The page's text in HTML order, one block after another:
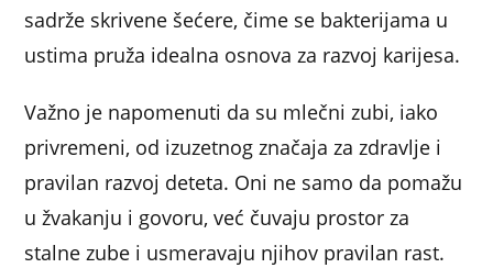
sadrže skrivene šećere, čime se bakterijama u
ustima pruža idealna osnova za razvoj karijesa.
Važno je napomenuti da su mlečni zubi, iako
privremeni, od izuzetnog značaja za zdravlje i
pravilan razvoj deteta. Oni ne samo da pomažu
u žvakanju i govoru, već čuvaju prostor za
stalne zube i usmeravaju njihov pravilan rast.